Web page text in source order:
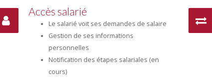
Accès salarié
Le salarié voit ses demandes de salaire
Gestion de ses informations
personnelles
Notification des étapes salariales (en
cours)